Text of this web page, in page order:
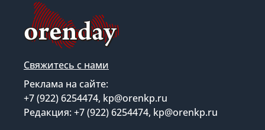
Свяжитесь с нами
Реклама на сайте:
+7 (922) 6254474, kp@orenkp.ru
Редакция: +7 (922) 6254474, kp@orenkp.ru